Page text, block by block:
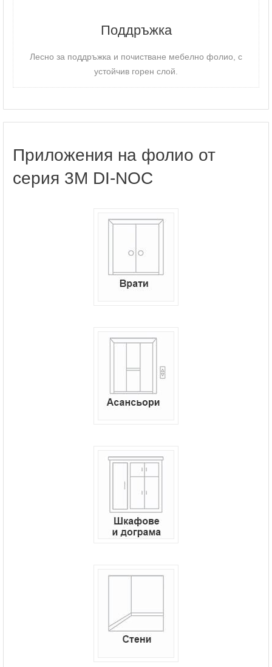
Поддръжка
Лесно за поддръжка и почистване мебелно фолио, с
устойчив горен слой.
Приложения на фолио от
серия 3M DI-NOC